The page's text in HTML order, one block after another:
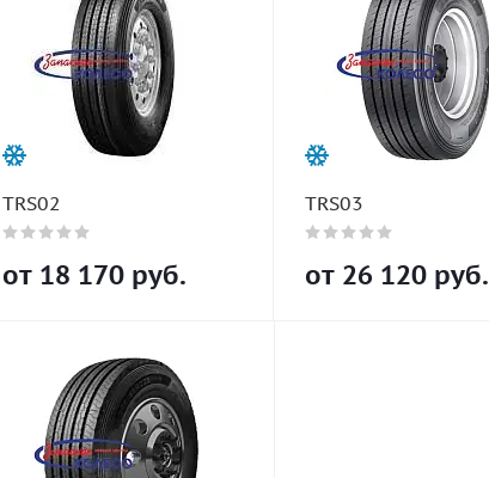
TRS02
от 18 170 руб.
TRS03
от 26 120 руб.